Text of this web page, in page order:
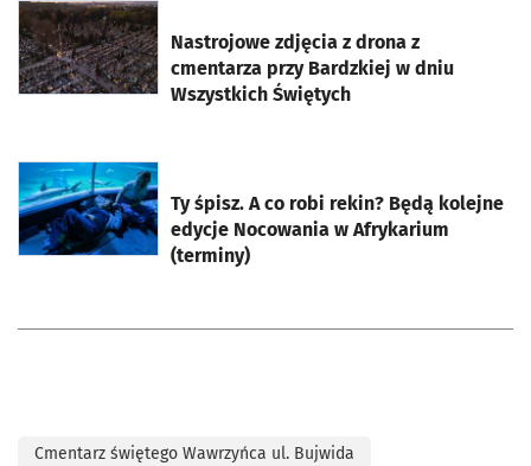
Nastrojowe zdjęcia z drona z
cmentarza przy Bardzkiej w dniu
Wszystkich Świętych
otworzy się w nowej karcie
Ty śpisz. A co robi rekin? Będą kolejne
edycje Nocowania w Afrykarium
(terminy)
otworzy się w nowej karcie
Cmentarz świętego Wawrzyńca ul. Bujwida